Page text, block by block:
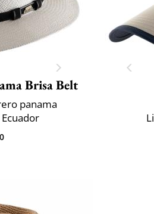
Brisa Belt
panama